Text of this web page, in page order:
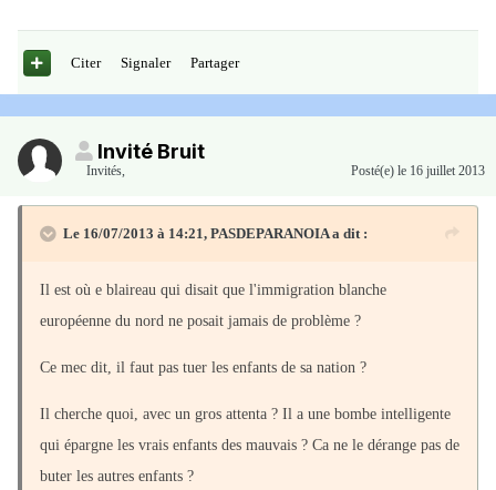
Citer Signaler Partager
Invité Bruit
Invités, Posté(e) le 16 juillet 2013
Le 16/07/2013 à 14:21, PASDEPARANOIA a dit :
Il est où e blaireau qui disait que l'immigration blanche
européenne du nord ne posait jamais de problème ?
Ce mec dit, il faut pas tuer les enfants de sa nation ?
Il cherche quoi, avec un gros attenta ? Il a une bombe intelligente
qui épargne les vrais enfants des mauvais ? Ca ne le dérange pas de
buter les autres enfants ?